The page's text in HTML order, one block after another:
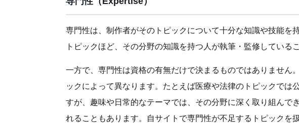
専門性は、制作者がそのトピックについて十分な知識や技能を
トピックほど、その分野の知識を持つ人が執筆・監修している
一方で、専門性は資格の有無だけで決まるものではありません
ックによって異なります。たとえば医療や法律のトピックでは
すが、趣味や日常的なテーマでは、その分野に深く取り組んで
れることもあります。自サイトで専門性が不足するトピックを